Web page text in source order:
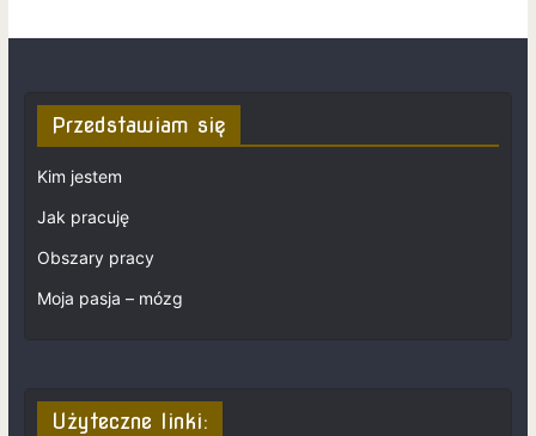
Przedstawiam się
Kim jestem
Jak pracuję
Obszary pracy
Moja pasja – mózg
Użyteczne linki: